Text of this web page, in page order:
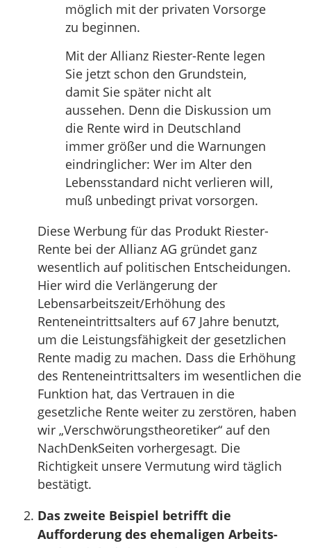
möglich mit der privaten Vorsorge
zu beginnen.
Mit der Allianz Riester-Rente legen
Sie jetzt schon den Grundstein,
damit Sie später nicht alt
aussehen. Denn die Diskussion um
die Rente wird in Deutschland
immer größer und die Warnungen
eindringlicher: Wer im Alter den
Lebensstandard nicht verlieren will,
muß unbedingt privat vorsorgen.
Diese Werbung für das Produkt Riester-
Rente bei der Allianz AG gründet ganz
wesentlich auf politischen Entscheidungen.
Hier wird die Verlängerung der
Lebensarbeitszeit/Erhöhung des
Renteneintrittsalters auf 67 Jahre benutzt,
um die Leistungsfähigkeit der gesetzlichen
Rente madig zu machen. Dass die Erhöhung
des Renteneintrittsalters im wesentlichen die
Funktion hat, das Vertrauen in die
gesetzliche Rente weiter zu zerstören, haben
wir „Verschwörungstheoretiker“ auf den
NachDenkSeiten vorhergesagt. Die
Richtigkeit unsere Vermutung wird täglich
bestätigt.
Das zweite Beispiel betrifft die
Aufforderung des ehemaligen Arbeits-